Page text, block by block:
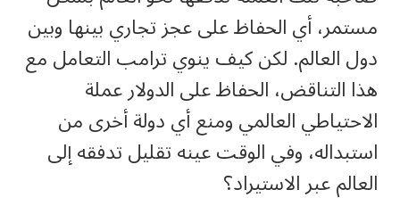
مستمر، أي الحفاظ على عجز تجاري بينها وبين
دول العالم. لكن كيف ينوي ترامب التعامل مع
هذا التناقض، الحفاظ على الدولار عملة
الاحتياطي العالمي ومنع أي دولة أخرى من
استبداله، وفي الوقت عينه تقليل تدفقه إلى
العالم عبر الاستيراد؟